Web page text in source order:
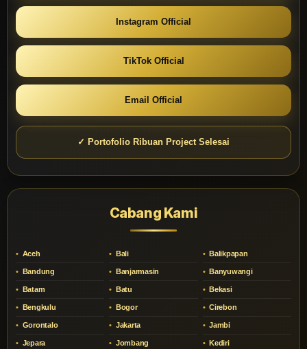
Instagram Official
TikTok Official
Email Official
✓ Portofolio Ribuan Project Selesai
Cabang Kami
Aceh Bali Balikpapan
Bandung Banjarmasin Banyuwangi
Batam Batu Bekasi
Bengkulu Bogor Cirebon
Gorontalo Jakarta Jambi
Jepara Jombang Kediri